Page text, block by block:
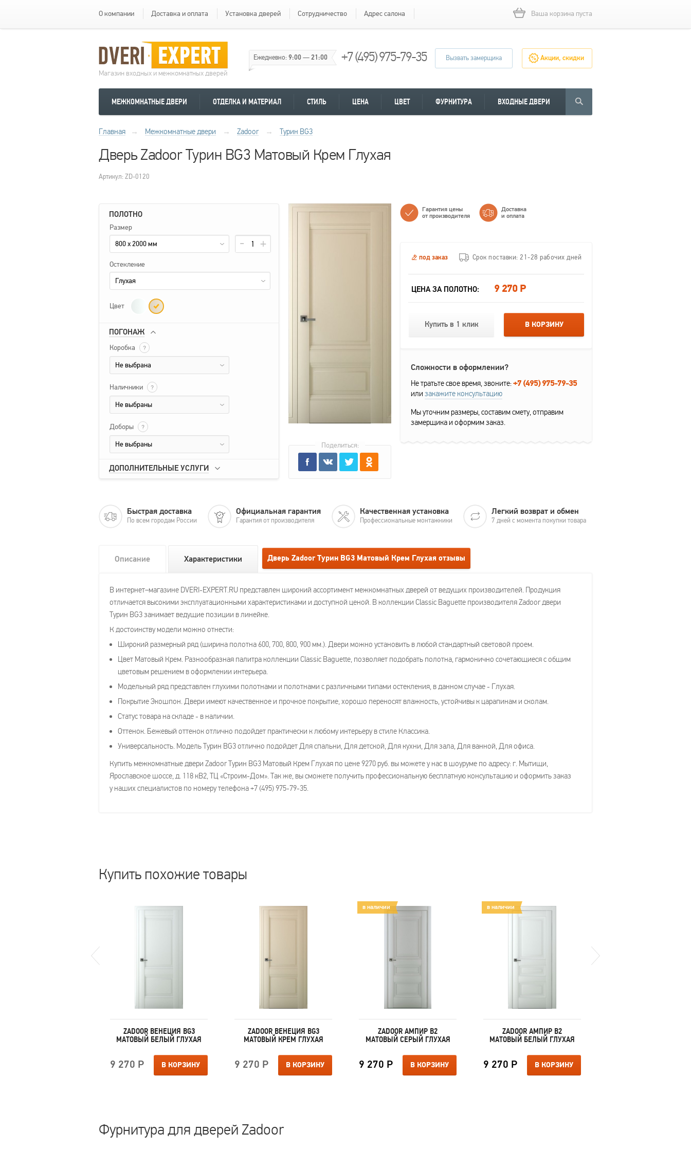
О компании Доставка и оплата Установка дверей Сотрудничество Адрес салона Ваша корзина пуста
Магазин входных и межкомнатных дверей
Ежедневно:9:00—21:00 +7 (495) 975-79-35 Вызвать замерщика Акции, скидки
МЕЖКОМНАТНЫЕ ДВЕРИ ОТДЕЛКА И МАТЕРИАЛ СТИЛЬ ЦЕНА ЦВЕТ ФУРНИТУРА ВХОДНЫЕ ДВЕРИ
Главная → Межкомнатные двери → Zadoor → Турин ВG3
Дверь Zadoor Турин ВG3 Матовый Крем Глухая
Артикул: ZD-0120
ПОЛОТНО
Размер
800 x 2000 мм
Остекление
Глухая
Цвет
ПОГОНАЖ
Коробка ?
Не выбрана
Наличники ?
Не выбраны
Доборы ?
Не выбраны
ДОПОЛНИТЕЛЬНЫЕ УСЛУГИ
Поделиться:
Гарантия цены
от производителя
Доставка
и оплата
под заказ Срок поставки: 21-28 рабочих дней
ЦЕНА ЗА ПОЛОТНО: 9 270 Р
Купить в 1 клик В КОРЗИНУ
Сложности в оформлении?
Не тратьте свое время, звоните:+7 (495) 975-79-35
или закажите консультацию
Мы уточним размеры, составим смету, отправим
замерщика и оформим заказ.
Быстрая доставка
По всем городам России
Официальная гарантия
Гарантия от производителя
Качественная установка
Профессиональные монтажники
Легкий возврат и обмен
7 дней с момента покупки товара
Описание Характеристики Дверь Zadoor Турин ВG3 Матовый Крем Глухая отзывы
В интернет–магазине DVERI-EXPERT.RU представлен широкий ассортимент межкомнатных дверей от ведущих производителей. Продукция
отличается высокими эксплуатационными характеристиками и доступной ценой. В коллекции Classic Baguette производителя Zadoor двери
Турин ВG3 занимает ведущие позиции в линейке.
К достоинству модели можно отнести:
Широкий размерный ряд (ширина полотна 600, 700, 800, 900 мм.). Двери можно установить в любой стандартный световой проем.
Цвет Матовый Крем. Разнообразная палитра коллекции Classic Baguette, позволяет подобрать полотна, гармонично сочетающиеся с общим
цветовым решением в оформлении интерьера.
Модельный ряд представлен глухими полотнами и полотнами с различными типами остекления, в данном случае - Глухая.
Покрытие Экошпон. Двери имеют качественное и прочное покрытие, хорошо переносят влажность, устойчивы к царапинам и сколам.
Статус товара на складе - в наличии.
Оттенок. Бежевый оттенок отлично подойдет практически к любому интерьеру в стиле Классика.
Универсальность. Модель Турин ВG3 отлично подойдет Для спальни, Для детской, Для кухни, Для зала, Для ванной, Для офиса.
Купить межкомнатные двери Zadoor Турин ВG3 Матовый Крем Глухая по цене 9270 руб. вы можете у нас в шоуруме по адресу: г. Мытищи,
Ярославское шоссе, д. 118 кВ2, ТЦ «Строим-Дом». Так же, вы сможете получить профессиональную бесплатную консультацию и оформить заказ
у наших специалистов по номеру телефона +7 (495) 975-79-35.
Купить похожие товары
ZADOOR ВЕНЕЦИЯ ВG3
МАТОВЫЙ БЕЛЫЙ ГЛУХАЯ
9 270 Р В КОРЗИНУ
ZADOOR ВЕНЕЦИЯ ВG3
МАТОВЫЙ КРЕМ ГЛУХАЯ
9 270 Р В КОРЗИНУ
в наличии
ZADOOR АМПИР В2
МАТОВЫЙ СЕРЫЙ ГЛУХАЯ
9 270 Р В КОРЗИНУ
в наличии
ZADOOR АМПИР В2
МАТОВЫЙ БЕЛЫЙ ГЛУХАЯ
9 270 Р В КОРЗИНУ
Фурнитура для дверей Zadoor